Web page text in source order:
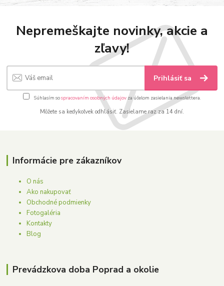
Nepremeškajte novinky, akcie a
zľavy!
Prihlásiť sa
Súhlasím sospracovaním osobných údajovza účelom zasielania newslettera.
Môžete sa kedykoľvek odhlásiť. Zasielame raz za 14 dní.
Informácie pre zákazníkov
O nás
Ako nakupovať
Obchodné podmienky
Fotogaléria
Kontakty
Blog
Prevádzkova doba Poprad a okolie